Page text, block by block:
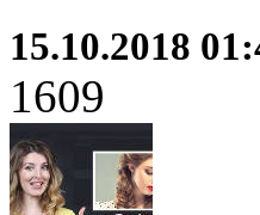
15.10.2018
1609